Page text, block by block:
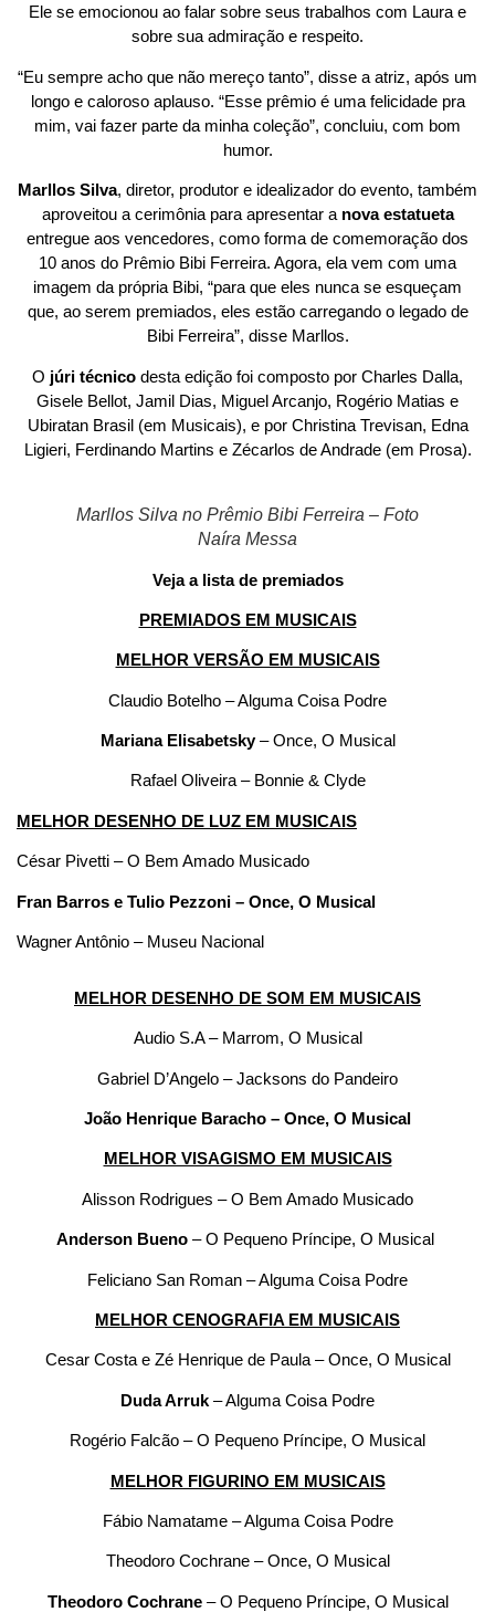
Ele se emocionou ao falar sobre seus trabalhos com Laura e
sobre sua admiração e respeito.
“Eu sempre acho que não mereço tanto”, disse a atriz, após um
longo e caloroso aplauso. “Esse prêmio é uma felicidade pra
mim, vai fazer parte da minha coleção”, concluiu, com bom
humor.
Marllos Silva, diretor, produtor e idealizador do evento, também
aproveitou a cerimônia para apresentar a nova estatueta
entregue aos vencedores, como forma de comemoração dos
10 anos do Prêmio Bibi Ferreira. Agora, ela vem com uma
imagem da própria Bibi, “para que eles nunca se esqueçam
que, ao serem premiados, eles estão carregando o legado de
Bibi Ferreira”, disse Marllos.
O júri técnico desta edição foi composto por Charles Dalla,
Gisele Bellot, Jamil Dias, Miguel Arcanjo, Rogério Matias e
Ubiratan Brasil (em Musicais), e por Christina Trevisan, Edna
Ligieri, Ferdinando Martins e Zécarlos de Andrade (em Prosa).
Marllos Silva no Prêmio Bibi Ferreira – Foto
Naíra Messa
Veja a lista de premiados
PREMIADOS EM MUSICAIS
MELHOR VERSÃO EM MUSICAIS
Claudio Botelho – Alguma Coisa Podre
Mariana Elisabetsky– Once, O Musical
Rafael Oliveira – Bonnie & Clyde
MELHOR DESENHO DE LUZ EM MUSICAIS
César Pivetti – O Bem Amado Musicado
Fran Barros e Tulio Pezzoni – Once, O Musical
Wagner Antônio – Museu Nacional
MELHOR DESENHO DE SOM EM MUSICAIS
Audio S.A – Marrom, O Musical
Gabriel D’Angelo – Jacksons do Pandeiro
João Henrique Baracho – Once, O Musical
MELHOR VISAGISMO EM MUSICAIS
Alisson Rodrigues – O Bem Amado Musicado
Anderson Bueno – O Pequeno Príncipe, O Musical
Feliciano San Roman – Alguma Coisa Podre
MELHOR CENOGRAFIA EM MUSICAIS
Cesar Costa e Zé Henrique de Paula – Once, O Musical
Duda Arruk – Alguma Coisa Podre
Rogério Falcão – O Pequeno Príncipe, O Musical
MELHOR FIGURINO EM MUSICAIS
Fábio Namatame – Alguma Coisa Podre
Theodoro Cochrane – Once, O Musical
Theodoro Cochrane– O Pequeno Príncipe, O Musical